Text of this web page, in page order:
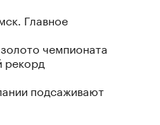
Главное
чемпионата
рекорд
подсаживают